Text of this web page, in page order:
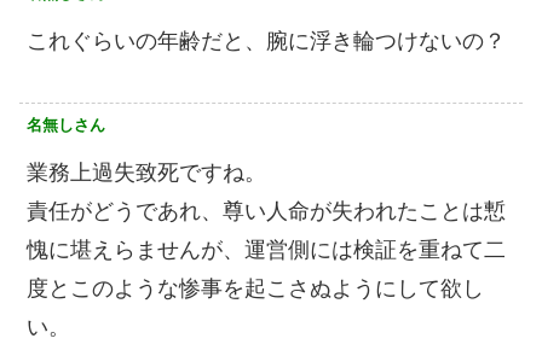
これぐらいの年齢だと、腕に浮き輪つけないの？
名無しさん
業務上過失致死ですね。
責任がどうであれ、尊い人命が失われたことは慙
愧に堪えらませんが、運営側には検証を重ねて二
度とこのような惨事を起こさぬようにして欲し
い。